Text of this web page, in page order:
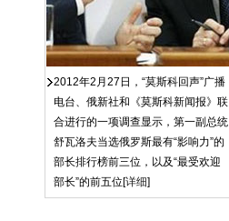
2012年2月27日，“莫斯科回声”广播
电台、俄新社和《莫斯科新闻报》联
合进行的一项调查显示，第一副总统
舒瓦洛夫当选俄罗斯最有“影响力”的
部长排行榜前三位，以及“最受欢迎
部长”的前五位[详细]